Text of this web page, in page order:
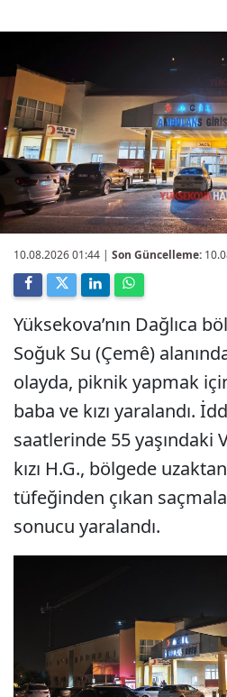
10.08.2026 01:44 | Son Güncelleme:
Yüksekova’nın Dağlıca
Soğuk Su (Çemê)
olayda, piknik yapmak
baba ve kızı yaralandı.
saatlerinde 55 yaşındaki
kızı H.G., bölgede
tüfeğinden çıkan
sonucu yaralandı.